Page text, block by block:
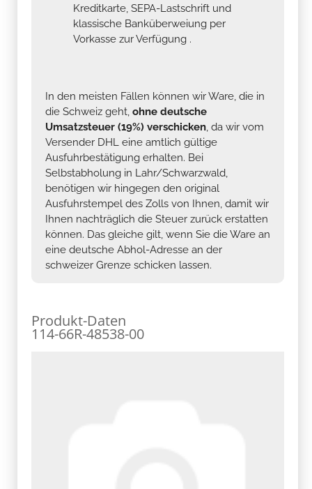
Kreditkarte, SEPA-Lastschrift und
klassische Banküberweiung per
Vorkasse zur Verfügung .
In den meisten Fällen können wir Ware, die in
die Schweiz geht, ohne deutsche
Umsatzsteuer (19%) verschicken, da wir vom
Versender DHL eine amtlich gültige
Ausfuhrbestätigung erhalten. Bei
Selbstabholung in Lahr/Schwarzwald,
benötigen wir hingegen den original
Ausfuhrstempel des Zolls von Ihnen, damit wir
Ihnen nachträglich die Steuer zurück erstatten
können. Das gleiche gilt, wenn Sie die Ware an
eine deutsche Abhol-Adresse an der
schweizer Grenze schicken lassen.
Produkt-Daten
114-66R-48538-00